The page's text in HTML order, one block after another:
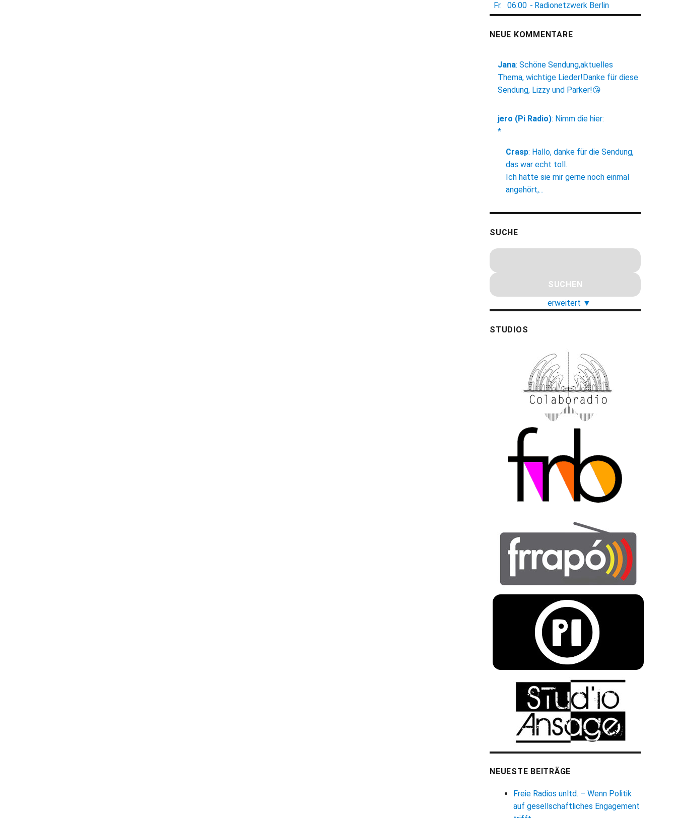
Fr.
06:00 - Radionetzwerk Berlin
NEUE KOMMENTARE
Jana: Schöne Sendung,aktuelles
Thema, wichtige Lieder!Danke für diese
Sendung, Lizzy und Parker!😘
jero (Pi Radio): Nimm die hier:
*
Crasp: Hallo, danke für die Sendung,
das war echt toll.
Ich hätte sie mir gerne noch einmal
angehört,...
SUCHE
erweitert ▼
STUDIOS
NEUESTE BEITRÄGE
Freie Radios unltd. – Wenn Politik
auf gesellschaftliches Engagement